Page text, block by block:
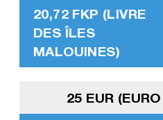
20,72 FKP (LIVRE
DES ÎLES
MALOUINES)
25 EUR